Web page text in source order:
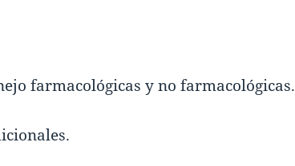
farmacológicas y no farmacológicas.